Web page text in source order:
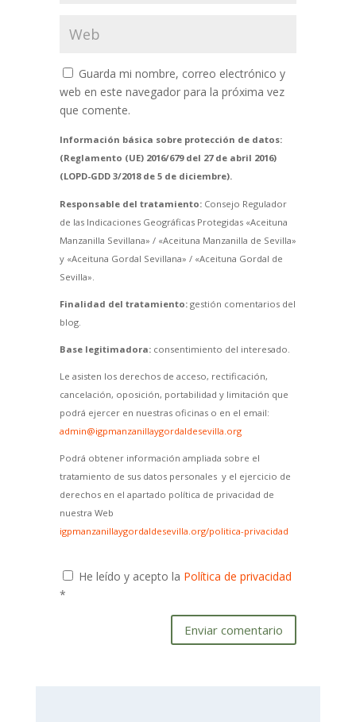
Guarda mi nombre, correo electrónico y
web en este navegador para la próxima vez
que comente.
Información básica sobre protección de datos:
(Reglamento (UE) 2016/679 del 27 de abril 2016)
(LOPD-GDD 3/2018 de 5 de diciembre).
Responsable del tratamiento:Consejo Regulador
de las Indicaciones Geográficas Protegidas «Aceituna
Manzanilla Sevillana» / «Aceituna Manzanilla de Sevilla»
y «Aceituna Gordal Sevillana» / «Aceituna Gordal de
Sevilla».
Finalidad del tratamiento:gestión comentarios del
blog.
Base legitimadora:consentimiento del interesado.
Le asisten los derechos de acceso, rectificación,
cancelación, oposición, portabilidad y limitación que
podrá ejercer en nuestras oficinas o en el email:
admin@igpmanzanillaygordaldesevilla.org
Podrá obtener información ampliada sobre el
tratamiento de sus datos personales y el ejercicio de
derechos en el apartado política de privacidad de
nuestra Web
igpmanzanillaygordaldesevilla.org/politica-privacidad
He leído y acepto la Política de privacidad
*
Enviar comentario